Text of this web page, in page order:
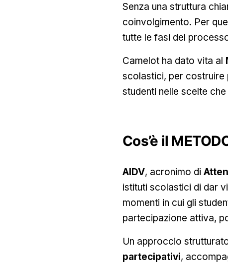
Senza una struttura
coinvolgimento. Per
tutte le fasi del
Camelot ha dato vita al
scolastici, per costruire
studenti nelle scelte
Cos’è il
AIDV, acronimo di
istituti scolastici di dar
momenti in cui gli
partecipazione attiva,
Un approccio
partecipativi,